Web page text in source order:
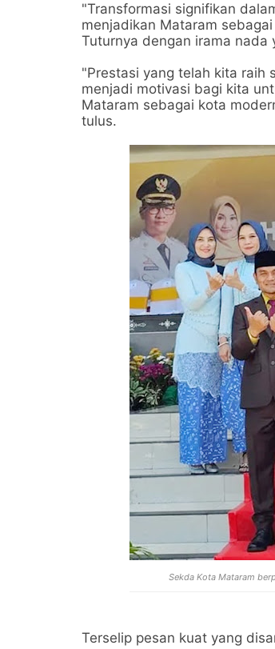
"Transformasi signifikan
menjadikan Mataram
Tuturnya dengan irama nada
"Prestasi yang telah kita raih
menjadi motivasi bagi kita
Mataram sebagai kota
tulus.
Sekda Kota Mataram
Terselip pesan kuat yang